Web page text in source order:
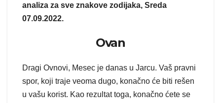
analiza za sve znakove zodijaka, Sreda
07.09.2022.
Ovan
Dragi Ovnovi, Mesec je danas u Jarcu. Vaš pravni
spor, koji traje veoma dugo, konačno će biti rešen
u vašu korist. Kao rezultat toga, konačno ćete se